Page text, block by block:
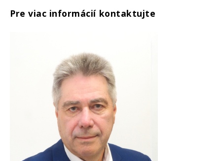
Pre viac informácií kontaktujte